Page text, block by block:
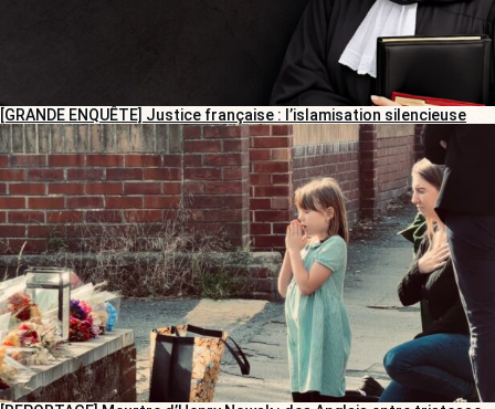
[GRANDE ENQUÊTE] Justice française : l’islamisation silencieuse